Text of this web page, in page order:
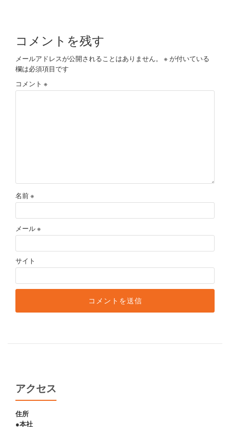
コメントを残す
メールアドレスが公開されることはありません。 ※ が付いている
欄は必須項目です
コメント ※
名前※
メール※
サイト
アクセス
住所
●本社